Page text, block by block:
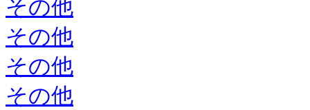
その他
その他
その他
その他